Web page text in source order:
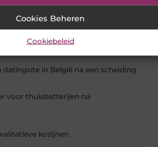
Cookies Beheren
Cookiebeleid
waarom het vanaf dag één telt
doe je zo
in België na een scheiding
voor thuisbatterijen na
kozijnen